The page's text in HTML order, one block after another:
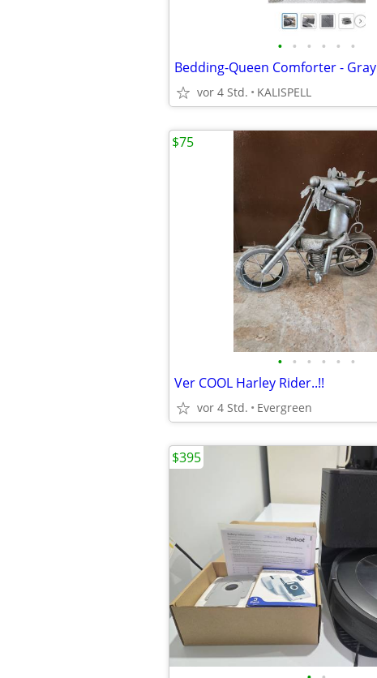
• • • • • •
Bedding-Queen Comforter - Gray
vor 4 Std. KALISPELL
• • • • • •
Ver COOL Harley Rider..!!
vor 4 Std. Evergreen
$75
$395